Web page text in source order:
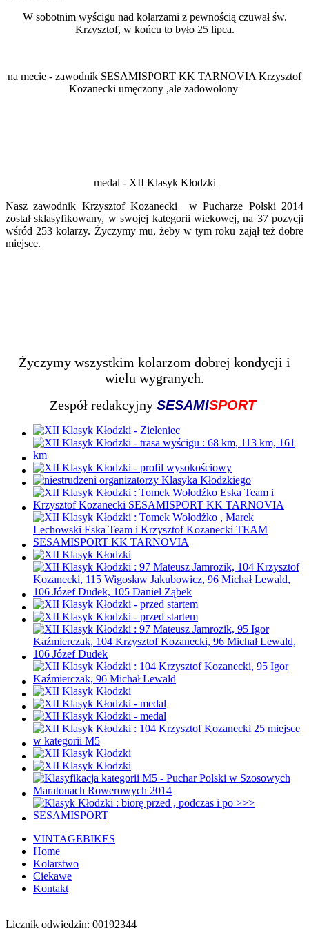
W sobotnim wyścigu nad kolarzami z pewnością czuwał św.
Krzysztof, w końcu to było 25 lipca.
na mecie - zawodnik SESAMISPORT KK TARNOVIA Krzysztof
Kozanecki umęczony ,ale zadowolony
medal - XII Klasyk Kłodzki
Nasz zawodnik Krzysztof Kozanecki w Pucharze Polski 2014
został sklasyfikowany, w swojej kategorii wiekowej, na 37 pozycji
wśród 253 kolarzy. Życzymy mu, żeby w tym roku zajął też dobre
miejsce.
Życzymy wszystkim kolarzom dobrej kondycji i
wielu wygranych.
Zespół redakcyjny SESAMISPORT
VINTAGEBIKES
Home
Kolarstwo
Ciekawe
Kontakt
Licznik odwiedzin: 00192344